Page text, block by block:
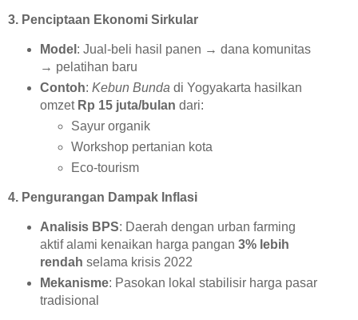
3. Penciptaan Ekonomi Sirkular
Model : Jual-beli hasil panen → dana komunitas
→ pelatihan baru
Contoh: Kebun Bunda di Yogyakarta hasilkan
omzet Rp 15 juta/bulan dari:
Sayur organik
Workshop pertanian kota
Eco-tourism
4. Pengurangan Dampak Inflasi
Analisis BPS: Daerah dengan urban farming
aktif alami kenaikan harga pangan 3% lebih
rendah selama krisis 2022
Mekanisme: Pasokan lokal stabilisir harga pasar
tradisional